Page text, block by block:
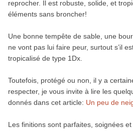
reprocher. Il est robuste, solide, et
éléments sans broncher!
Une bonne tempête de sable, une
ne vont pas lui faire peur, surtout s’il
tropicalisé de type 1Dx.
Tou­te­fois, protégé ou non, il y a
res­pec­ter, je vous invite à lire les
don­nés dans cet article: Un peu de
Les finitions sont parfaites, soignées